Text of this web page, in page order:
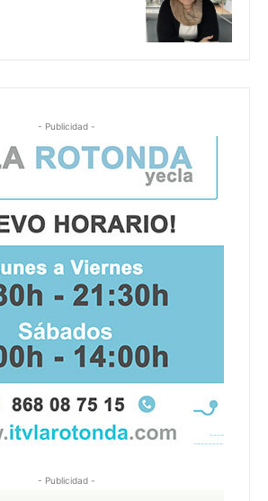
- Publicidad -
- Publicidad -